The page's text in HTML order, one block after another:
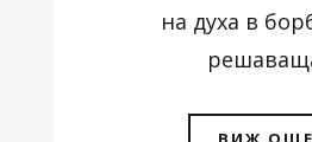
на духа в